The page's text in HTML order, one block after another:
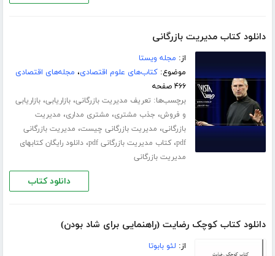
دانلود کتاب مدیریت بازرگانی
از: مجله ویستا
موضوع:کتاب‌های علوم اقتصادی، مجله‌های اقتصادی
۴۶۶ صفحه
برچسب‌ها: تعریف مدیریت بازرگانی،بازاریابی،بازاریابی
و فروش، جذب مشتری، مشتری مداری، مدیریت
بازرگانی، مدیریت بازرگانی چیست، مدیریت بازرگانی
pdf،کتاب مدیریت بازرگانی pdf ،دانلود رایگان کتابهای
مدیریت بازرگانی
دانلود کتاب
دانلود کتاب کوچک رضایت (راهنمایی برای شاد بودن)
از: لئو بابوتا